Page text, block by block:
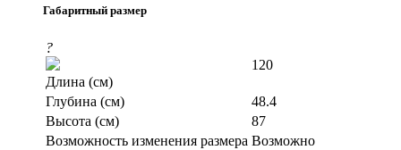
Габаритный размер
?
Длина (см)
120
Глубина (см)
48.4
Высота (см)
87
Возможность изменения размера Возможно